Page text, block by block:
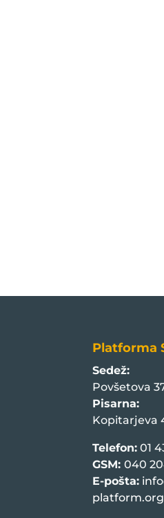
Platforma
Sedež:
Povšetova
Pisarna:
Kopitarjeva
Telefon: 01
GSM:040
E-pošta:
platform.org